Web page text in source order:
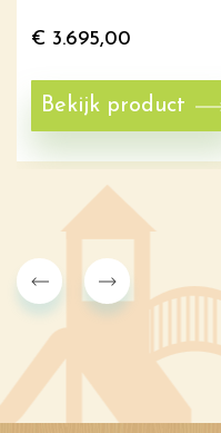
€ 3.695,00
Bekijk product